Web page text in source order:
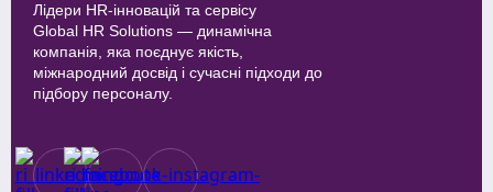
Лідери HR-інновацій та сервісу
Global HR Solutions — динамічна
компанія, яка поєднує якість,
міжнародний досвід і сучасні підходи до
підбору персоналу.